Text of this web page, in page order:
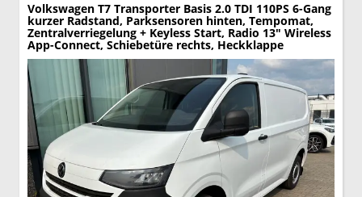
Volkswagen T7 Transporter Basis 2.0 TDI 110PS 6-Gang
kurzer Radstand, Parksensoren hinten, Tempomat,
Zentralverriegelung + Keyless Start, Radio 13" Wireless
App-Connect, Schiebetüre rechts, Heckklappe